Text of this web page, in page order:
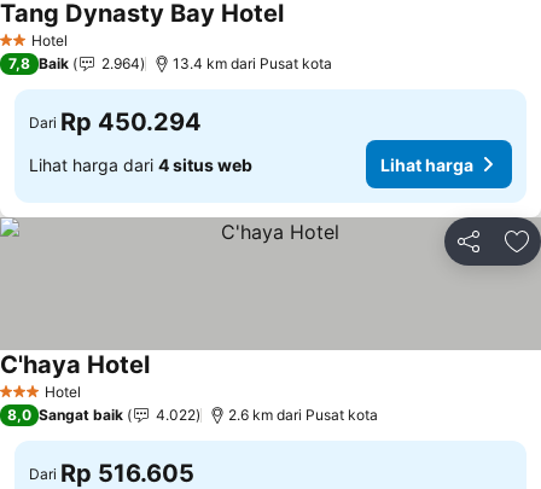
2 Bintang
Hotel
Tang Dynasty Bay HotelLihat harga
7,8 Baik 2.964 13.4 km dari Pusat kota
Dari Rp 450.294
Lihat harga dari 4 situs web Lihat harga
Bagikan
3 BintangHotel
C'haya HotelLihat harga
8,0 Sangat baik 4.022 2.6 km dari Pusat kota
Dari Rp 516.605